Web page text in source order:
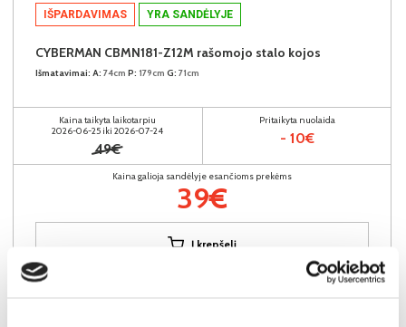
IŠPARDAVIMAS YRA SANDĖLYJE
CYBERMAN CBMN181-Z12M rašomojo stalo kojos
Išmatavimai: A: 74cm P: 179cm G: 71cm
Kaina taikyta laikotarpiu
2026-06-25 iki 2026-07-24
49€
Pritaikyta nuolaida
- 10€
Kaina galioja sandėlyje esančioms prekėms
39€
Į krepšelį